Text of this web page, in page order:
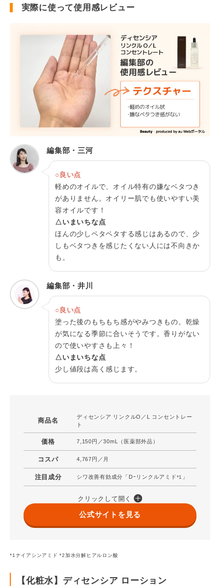
実際に使って使用感レビュー
編集部・三河
○良い点
軽めのオイルで、オイル特有の嫌なベタつき
がありません。オイリー肌でも使いやすい美
容オイルです！
△いまいちな点
ほんの少しペタペタする感じはあるので、少
しもベタつきを感じたくない人には不向きか
も。
編集部・井川
○良い点
塗った後のもちもち感がやみつきもの。乾燥
が気になる季節に合いそうです。香りがない
ので使いやすさも上々！
△いまいちな点
少し値段は高く感じます。
商品名
ディセンシア リンクルO／L コンセントレー
ト
価格 7,150円／30mL（医薬部外品）
コスパ 4,767円／月
注目成分 シワ改善有効成分「Dｰリンクルアミド*1 」
クリックして開く
公式サイトを見る
*1ナイアシンアミド *2加水分解ヒアルロン酸
【化粧水】ディセンシア ローション